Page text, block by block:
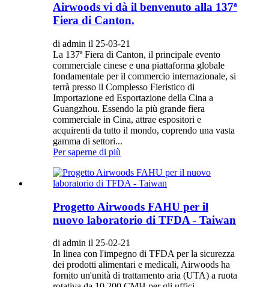
Airwoods vi dà il benvenuto alla 137ª
Fiera di Canton.
di admin il 25-03-21
La 137ª Fiera di Canton, il principale evento
commerciale cinese e una piattaforma globale
fondamentale per il commercio internazionale, si
terrà presso il Complesso Fieristico di
Importazione ed Esportazione della Cina a
Guangzhou. Essendo la più grande fiera
commerciale in Cina, attrae espositori e
acquirenti da tutto il mondo, coprendo una vasta
gamma di settori...
Per saperne di più
Progetto Airwoods FAHU per il
nuovo laboratorio di TFDA - Taiwan
di admin il 25-02-21
In linea con l'impegno di TFDA per la sicurezza
dei prodotti alimentari e medicali, Airwoods ha
fornito un'unità di trattamento aria (UTA) a ruota